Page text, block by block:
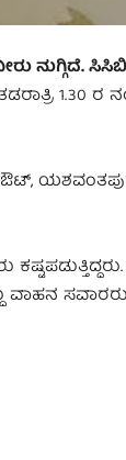
ನುಗ್ಗಿದೆ.
1.30
ಯಶವಂತಪುರ
ವಾಹನ